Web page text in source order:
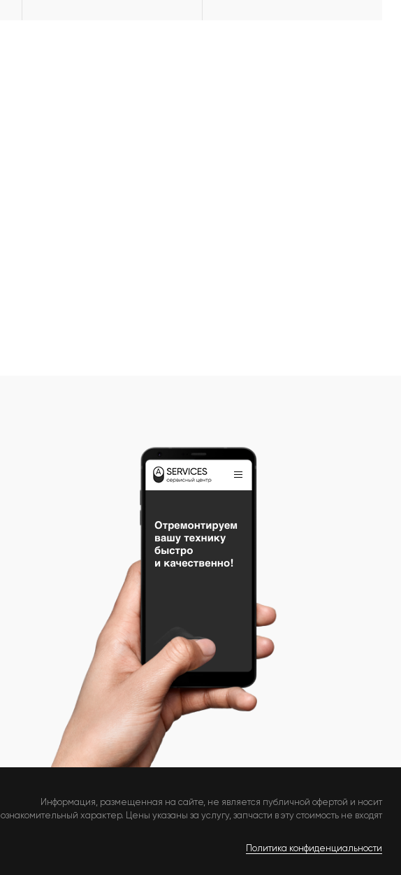
Информация, размещенная на сайте, не является публичной офертой и носит
ознакомительный характер. Цены указаны за услугу, запчасти в эту стоимость не входят
Политика конфиденциальности